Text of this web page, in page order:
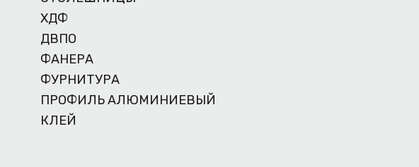
ХДФ
ДВПО
ФАНЕРА
ФУРНИТУРА
ПРОФИЛЬ АЛЮМИНИЕВЫЙ
КЛЕЙ